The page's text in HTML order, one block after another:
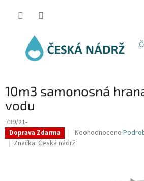
10m3 samonosná
vodu
739/21-
Doprava Zdarma
Průměrné
hodnocení
Neohodnoceno
Značka: Česká nádrž